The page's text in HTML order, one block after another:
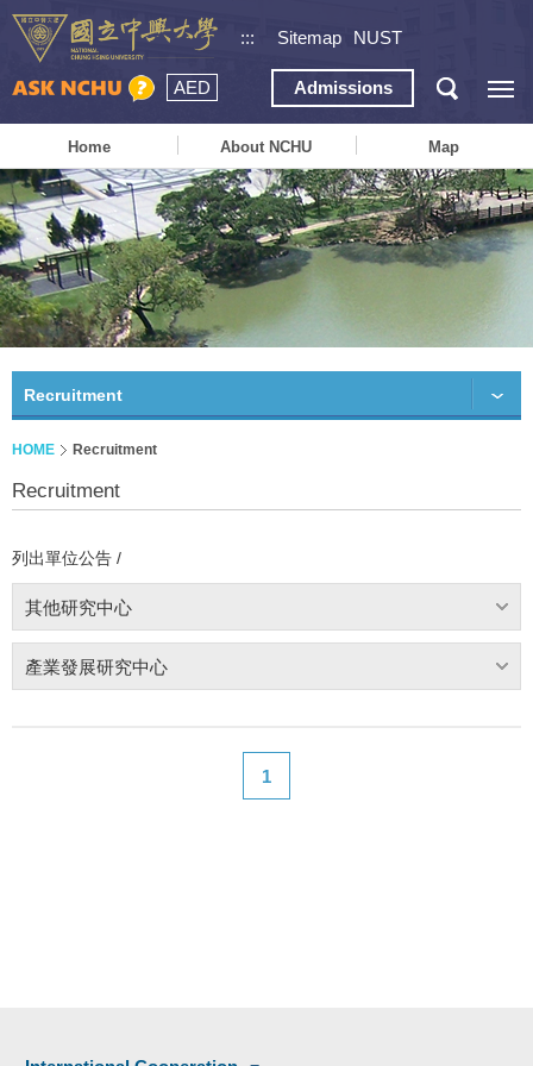
::: Sitemap NUST
AED Admissions
Home About NCHU Map
Recruitment
HOME Recruitment
Recruitment
列出單位公告 /
其他研究中心
產業發展研究中心
1